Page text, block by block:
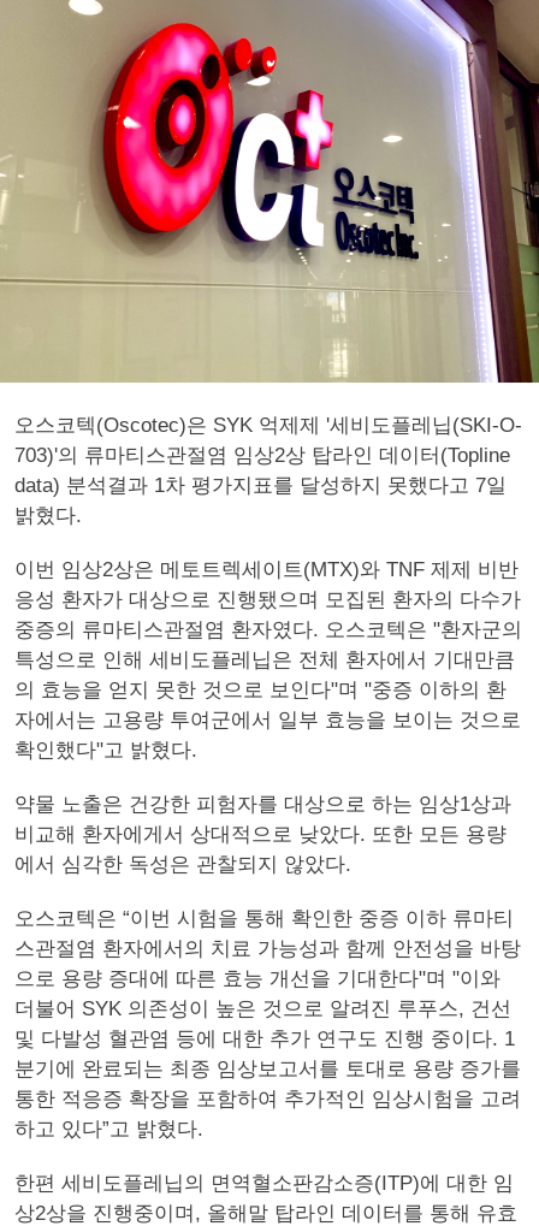
오스코텍(Oscotec)은 SYK 억제제 '세비도플레닙(SKI-O-
703)'의 류마티스관절염 임상2상 탑라인 데이터(Topline
data) 분석결과 1차 평가지표를 달성하지 못했다고 7일
밝혔다.
이번 임상2상은 메토트렉세이트(MTX)와 TNF 제제 비반
응성 환자가 대상으로 진행됐으며 모집된 환자의 다수가
중증의 류마티스관절염 환자였다. 오스코텍은 "환자군의
특성으로 인해 세비도플레닙은 전체 환자에서 기대만큼
의 효능을 얻지 못한 것으로 보인다"며 "중증 이하의 환
자에서는 고용량 투여군에서 일부 효능을 보이는 것으로
확인했다"고 밝혔다.
약물 노출은 건강한 피험자를 대상으로 하는 임상1상과
비교해 환자에게서 상대적으로 낮았다. 또한 모든 용량
에서 심각한 독성은 관찰되지 않았다.
오스코텍은 “이번 시험을 통해 확인한 중증 이하 류마티
스관절염 환자에서의 치료 가능성과 함께 안전성을 바탕
으로 용량 증대에 따른 효능 개선을 기대한다"며 "이와
더불어 SYK 의존성이 높은 것으로 알려진 루푸스, 건선
및 다발성 혈관염 등에 대한 추가 연구도 진행 중이다. 1
분기에 완료되는 최종 임상보고서를 토대로 용량 증가를
통한 적응증 확장을 포함하여 추가적인 임상시험을 고려
하고 있다”고 밝혔다.
한편 세비도플레닙의 면역혈소판감소증(ITP)에 대한 임
상2상을 진행중이며, 올해말 탑라인 데이터를 통해 유효